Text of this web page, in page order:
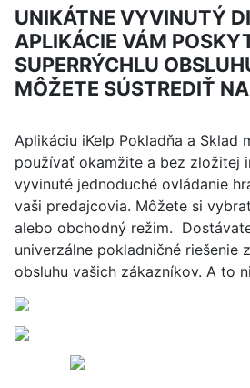
UNIKÁTNE VYVINUTÝ
APLIKÁCIE VÁM
SUPERRÝCHLU
MÔŽETE SÚSTREDIŤ
Aplikáciu iKelp Pokladňa a Sklad
používať okamžite a bez zložitej
vyvinuté jednoduché ovládanie
vaši predajcovia. Môžete si
alebo obchodný režim.
univerzálne pokladničné riešenie
obsluhu vašich zákazníkov. A to